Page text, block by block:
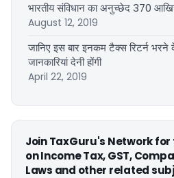
भारतीय संविधान का अनुच्छेद 370
August 12, 2019
जानिए इस बार इनकम टैक्स रिटर्न
जानकारियां देनी होंगी
April 22, 2019
Join TaxGuru's Network
on Income Tax, GST,
Laws and other related